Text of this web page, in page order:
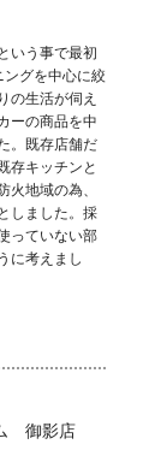
いう事で最初
グを中心に絞
の生活が伺え
ーの商品を中
。既存店舗だ
存キッチンと
地域の為、
しました。採
っていない部
に考えまし
御影店